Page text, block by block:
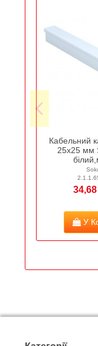
Кабельний
25х25 мм
У